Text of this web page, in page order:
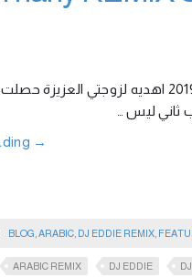
ريميكس قلب ثاني للفنان العراقي سيف نبيل من ديجي ايدي هو اول ريميكس لعام 2019
→
BLOG ARABIC DJ EDDIE REMIX
ARABIC REMIX DJ EDDIE